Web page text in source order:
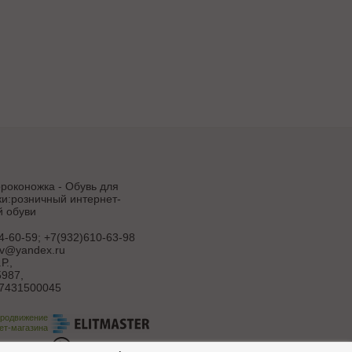
- Обувь для
интернет-
обуви
60-59; +7(932)610-63-98
магазина